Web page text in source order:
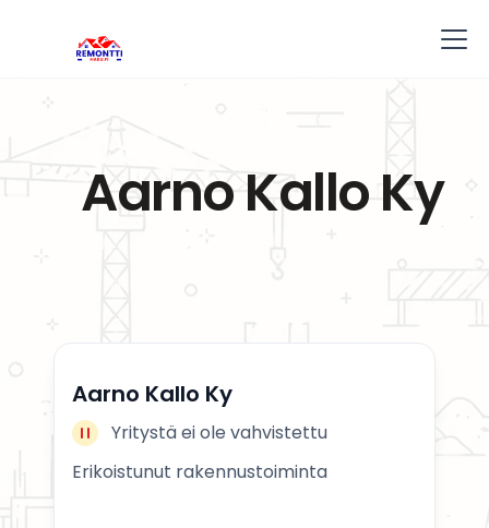
Aarno Kallo Ky
Aarno Kallo Ky
Yritystä ei ole vahvistettu
Erikoistunut rakennustoiminta